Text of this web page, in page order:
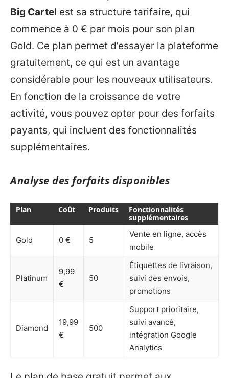
Big Cartel est sa structure tarifaire, qui
commence à 0 € par mois pour son plan
Gold. Ce plan permet d’essayer la plateforme
gratuitement, ce qui est un avantage
considérable pour les nouveaux utilisateurs.
En fonction de la croissance de votre
activité, vous pouvez opter pour des forfaits
payants, qui incluent des fonctionnalités
supplémentaires.
Analyse des forfaits disponibles
Plan Coût Produits
Fonctionnalités
supplémentaires
Gold 0 € 5
Vente en ligne, accès
mobile
Platinum
9,99
€
50
Étiquettes de livraison,
suivi des envois,
promotions
Diamond
19,99
€
500
Support prioritaire,
suivi avancé,
intégration Google
Analytics